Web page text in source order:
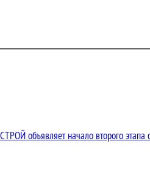
объявляет начало второго этапа